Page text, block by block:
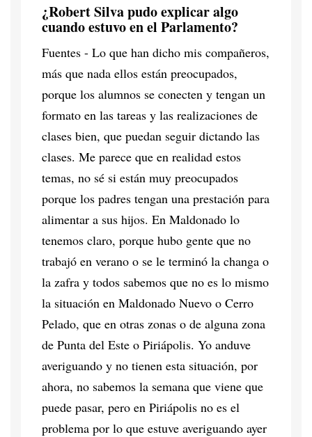
¿Robert Silva pudo explicar algo
cuando estuvo en el Parlamento?
Fuentes - Lo que han dicho mis compañeros,
más que nada ellos están preocupados,
porque los alumnos se conecten y tengan un
formato en las tareas y las realizaciones de
clases bien, que puedan seguir dictando las
clases. Me parece que en realidad estos
temas, no sé si están muy preocupados
porque los padres tengan una prestación para
alimentar a sus hijos. En Maldonado lo
tenemos claro, porque hubo gente que no
trabajó en verano o se le terminó la changa o
la zafra y todos sabemos que no es lo mismo
la situación en Maldonado Nuevo o Cerro
Pelado, que en otras zonas o de alguna zona
de Punta del Este o Piriápolis. Yo anduve
averiguando y no tienen esta situación, por
ahora, no sabemos la semana que viene que
puede pasar, pero en Piriápolis no es el
problema por lo que estuve averiguando ayer